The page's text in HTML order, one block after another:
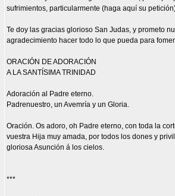
sufrimientos, particularmente (haga aquí su
Te doy las gracias glorioso San Judas, y prometo
agradecimiento hacer todo lo que pueda para
ORACIÓN DE ADORACIÓN
A LA SANTÍSIMA TRINIDAD
Adoración al Padre eterno.
Padrenuestro, un Avemría y un Gloria.
Oración. Os adoro, oh Padre eterno, con toda la
vuestra Hija muy amada, por todos los dones y
gloriosa Asunción á los cielos.
***